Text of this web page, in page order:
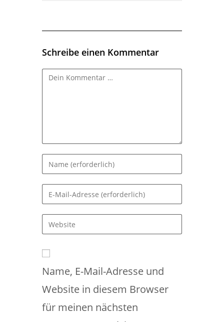
Schreibe einen Kommentar
Kommentar
Gib
deinen
Namen
oder
zum
Kommentieren
ein
Gib
deine
E-
Mail-
zum
ein
Gib
deine
URL
ein
Name, E-Mail-Adresse und
Website in diesem Browser
für meinen nächsten